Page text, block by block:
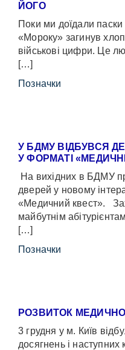
ЙОГО
Поки ми доїдали
«Мороку» загинув
військові цифри. Це
[…]
Позначки
У БДМУ ВІДБУВСЯ
У ФОРМАТІ
На вихідних в БДМУ
дверей у новому
«Медичний квест».
майбутнім
[…]
Позначки
РОЗВИТОК
3 грудня у м. Київ
досягнень і наступних